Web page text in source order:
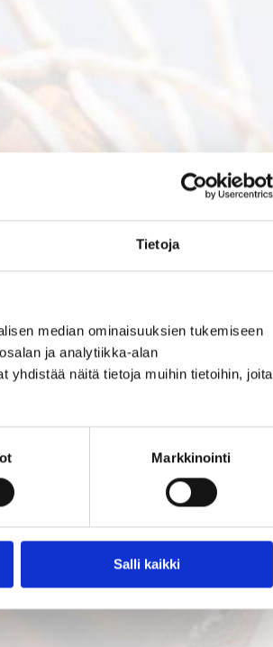
Tietoja
median ominaisuuksien tukemiseen
ja analytiikka-alan
yhdistää näitä tietoja muihin tietoihin, joita
Markkinointi
Salli kaikki